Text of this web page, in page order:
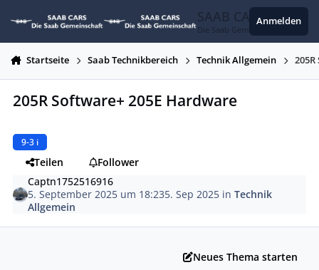
SAAB CARS
Die Saab Gemeinschaft
Anmelden
Startseite Saab Technikbereich Technik Allgemein
205R Software+ 205E Hardware
9-3 i
Teilen
Follower
Captn1752516916
5. September 2025 um 18:235. Sep 2025 inTechnik
Allgemein
Neues Thema starten